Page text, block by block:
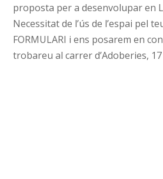
proposta per a desenvolupar en
Necessitat de l’ús de l’espai pel
FORMULARI i ens posarem en
trobareu al carrer d’Adoberies,